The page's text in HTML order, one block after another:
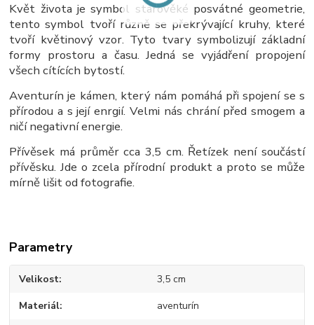
Květ života je symbol starověké posvátné geometrie,
tento symbol tvoří různě se překrývající kruhy, které
tvoří květinový vzor. Tyto tvary symbolizují základní
formy prostoru a času. Jedná se vyjádření propojení
všech cítících bytostí.
Aventurín je kámen, který nám pomáhá při spojení se s
přírodou a s její enrgií. Velmi nás chrání před smogem a
ničí negativní energie.
Přívěsek má průměr cca 3,5 cm. Řetízek není součástí
přívěsku. Jde o zcela přírodní produkt a proto se může
mírně lišit od fotografie.
Parametry
Velikost 3,5 cm
Materiál aventurín